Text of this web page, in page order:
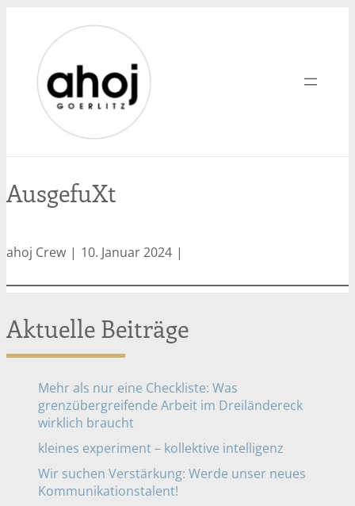
springen
AusgefuXt
ahoj Crew 10. Januar 2024
Aktuelle Beiträge
Mehr als nur eine Checkliste: Was
grenzübergreifende Arbeit im Dreiländereck
wirklich braucht
kleines experiment – kollektive intelligenz
Wir suchen Verstärkung: Werde unser neues
Kommunikationstalent!